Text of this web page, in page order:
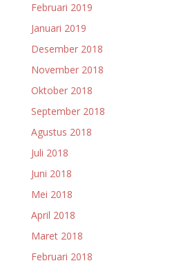
Februari 2019
Januari 2019
Desember 2018
November 2018
Oktober 2018
September 2018
Agustus 2018
Juli 2018
Juni 2018
Mei 2018
April 2018
Maret 2018
Februari 2018